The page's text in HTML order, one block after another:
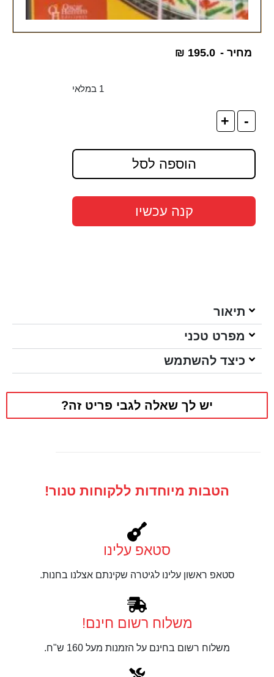
מחיר - ₪ 195.0
1 במלאי
-
+
הוספה לסל
קנה עכשיו
תיאור
מפרט טכני
כיצד להשתמש
יש לך שאלה לגבי פריט זה?
הטבות מיוחדות ללקוחות טנור!
סטאפ עלינו
סטאפ ראשון עלינו לגיטרה שקינתם אצלנו בחנות.
משלוח רשום חינם!
משלוח רשום בחינם על הזמנות מעל 160 ש"ח.